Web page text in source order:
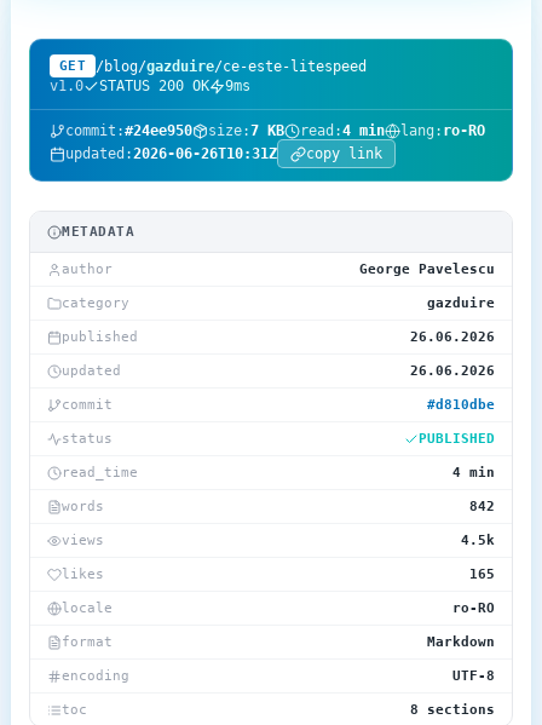
GET /blog/gazduire/ce-este-litespeed
v1.0
STATUS 200 OK 9ms
commit:#24ee950 size:7 KB read:4 min lang: ro-RO
updated:2026-06-26T10:31Z copy link
METADATA
author George Pavelescu
category gazduire
published 26.06.2026
updated 26.06.2026
commit #d810dbe
status PUBLISHED
read_time 4 min
words 842
views 4.5k
likes 165
locale ro-RO
format Markdown
encoding UTF-8
toc 8 sections